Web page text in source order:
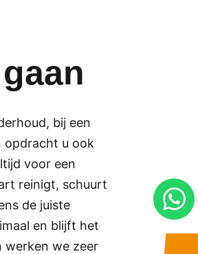
bij een
opdracht u ook
voor een
reinigt, schuurt
de juiste
en blijft het
werken we zeer